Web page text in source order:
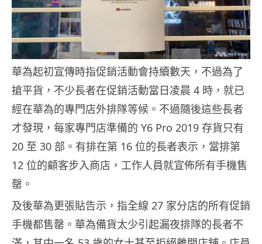
華為起初宣傳時指促銷活動會持續數天，不過為了
搶平貨，不少長者在促銷活動當日凌晨 4 時，就已
經在華為的專門店外排隊等候。不過隨後這些長者
才發現，每家專門店準備的 Y6 Pro 2019 存貨只有
20 至 30 部。有排在第 16 位的長者表示，當排第
12 位的顧客步入商店，工作人員就宣佈所有手機售
罄。
及後華為更張貼告示，指全線 27 家分店的所有促銷
手機都售罄。華為備貨太少引起漏夜排隊的長者不